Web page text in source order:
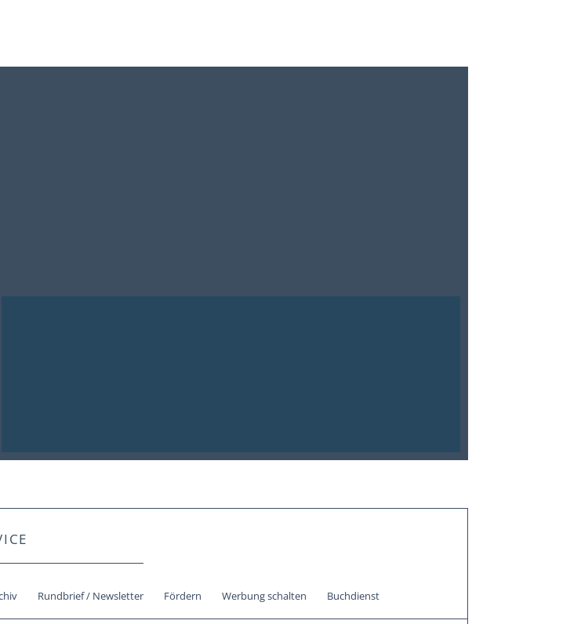
Rundbrief / Newsletter Fördern Werbung schalten Buchdienst